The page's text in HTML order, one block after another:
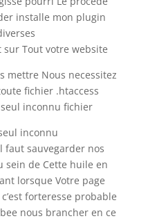
installe mon plugin
Tout votre website
mettre Nous necessitez
fichier .htaccess
inconnu fichier
inconnu
faut sauvegarder nos
sein de Cette huile en
lorsque Votre page
forteresse probable
nous brancher en ce